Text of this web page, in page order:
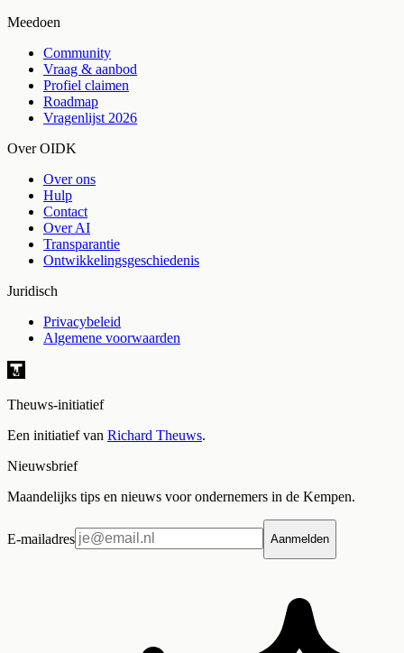
Meedoen
Community
Vraag & aanbod
Profiel claimen
Roadmap
Vragenlijst 2026
Over OIDK
Over ons
Hulp
Contact
Over AI
Transparantie
Ontwikkelingsgeschiedenis
Juridisch
Privacybeleid
Algemene voorwaarden
Theuws-initiatief
Een initiatief van Richard Theuws.
Nieuwsbrief
Maandelijks tips en nieuws voor ondernemers in de Kempen.
E-mailadres Aanmelden